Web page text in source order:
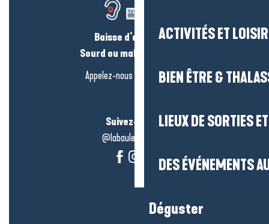
ACTIVITÉS ET
BIEN ÊTRE &
LIEUX DE SORTIES
DES ÉVÉNEMENTS
Déguster
Baisse d’audition ?
Sourd ou malentendant ?
Appelez-nous en
cliquant-ici
Suivez-nous !
@labauleguérande